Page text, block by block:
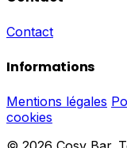
Contact
Informations
Mentions légales
cookies